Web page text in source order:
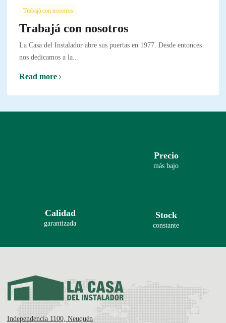
Trabajá con nosotros
Trabajá con nosotros
La Casa del Instalador abre sus puertas en 1977. Desde entonces
nos dedicamos a la..
Read more
Precio
más bajo
Calidad
garantizada
Stock
constante
Independencia 1100, Neuquén